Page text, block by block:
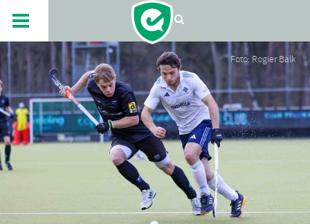
Foto: Rogier Balk